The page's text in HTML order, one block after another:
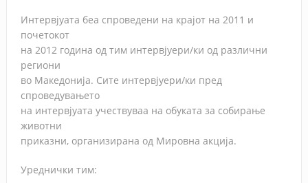
Интервјуата беа спроведени на крајот на 2011 и
почетокот
на 2012 година од тим интервјуери/ки од различни
региони
во Македонија. Сите интервјуери/ки пред
спроведувањето
на интервјуата учествуваа на обуката за собирање
животни
приказни, организирана од Мировна акција.
Уреднички тим: